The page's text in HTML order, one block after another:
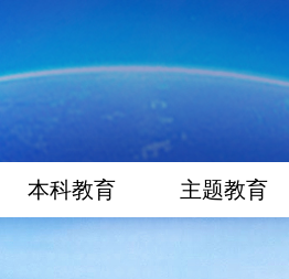
本科教育 主题教育